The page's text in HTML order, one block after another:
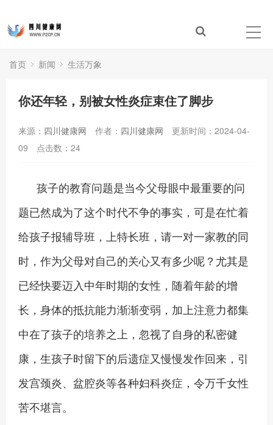
首页 新闻 生活万象
你还年轻，别被女性炎症束住了脚步
来源： 四川健康网 作者： 四川健康网
更新时间：2024-04-
09
点击数： 24
孩子的教育问题是当今父母眼中最重要的问
题已然成为了这个时代不争的事实，可是在忙着
给孩子报辅导班，上特长班，请一对一家教的同
时，作为父母对自己的关心又有多少呢？尤其是
已经快要迈入中年时期的女性，随着年龄的增
长，身体的抵抗能力渐渐变弱，加上注意力都集
中在了孩子的培养之上，忽视了自身的私密健
康，生孩子时留下的后遗症又慢慢发作回来，引
发宫颈炎、盆腔炎等各种妇科炎症，令万千女性
苦不堪言。